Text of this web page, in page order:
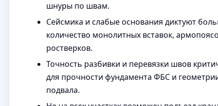
шнуры по швам.
Сейсмика и слабые основания диктуют
количество монолитных вставок,
ростверков.
Точность разбивки и перевязки швов
для прочности фундамента ФБС и
подвала.